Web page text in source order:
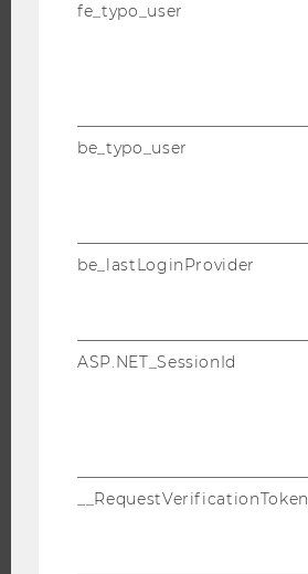
CAMPUS
WU FOUNDATION
WELCOME SERVICES
fe_typo_user
be_typo_user
be_lastLoginProvider
ASP.NET_SessionId
__RequestVerificationToken